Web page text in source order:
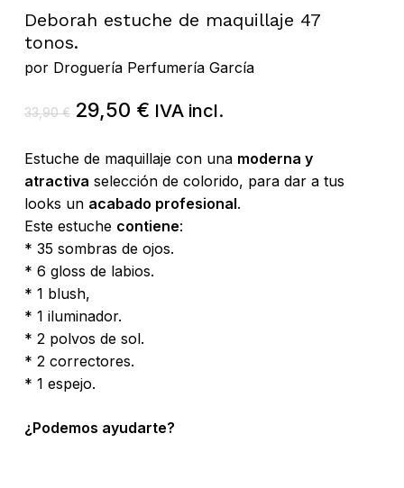
Deborah estuche de maquillaje 47
tonos.
por Droguería Perfumería García
33,90€ El
original
era:
33,90 €.
29,50 €El
actual
es:
29,50 €.
IVA incl.
Estuche de maquillaje con una moderna y
atractiva selección de colorido, para dar a tus
looks un acabado profesional.
Este estuche contiene:
* 35 sombras de ojos.
* 6 gloss de labios.
* 1 blush,
* 1 iluminador.
* 2 polvos de sol.
* 2 correctores.
* 1 espejo.
¿Podemos ayudarte?